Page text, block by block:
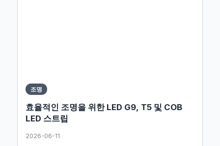
조명
효율적인 조명을 위한 LED G9, T5 및 COB
LED 스트립
2026-06-11